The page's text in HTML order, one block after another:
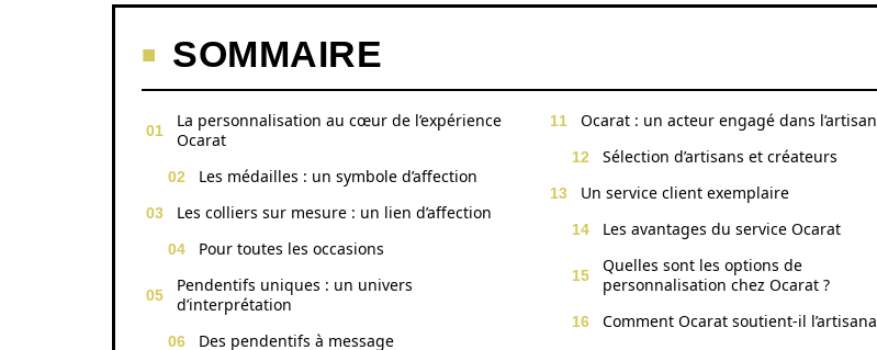
SOMMAIRE
La personnalisation au cœur de l’expérience
Ocarat
Les médailles : un symbole d’affection
Les colliers sur mesure : un lien d’affection
Pour toutes les occasions
Pendentifs uniques : un univers
d’interprétation
Des pendentifs à message
Ocarat : un acteur engagé dans
Sélection d’artisans et créateurs
Un service client exemplaire
Les avantages du service Ocarat
Quelles sont les options de
personnalisation chez Ocarat ?
Comment Ocarat soutient-il